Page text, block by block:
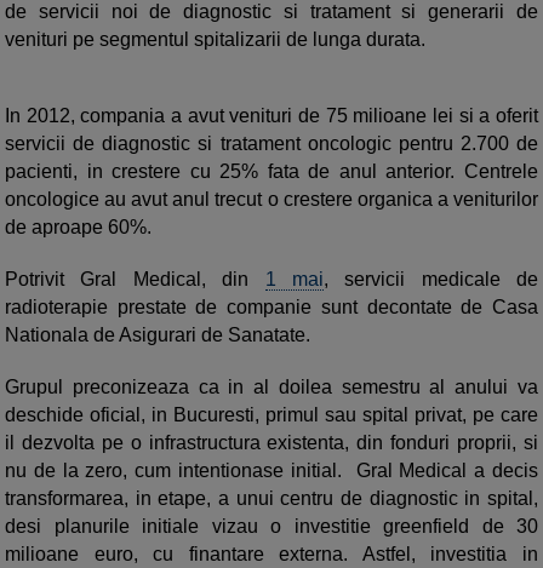
de servicii noi de diagnostic si tratament si generarii de
venituri pe segmentul spitalizarii de lunga durata.
In 2012, compania a avut venituri de 75 milioane lei si a oferit
servicii de diagnostic si tratament oncologic pentru 2.700 de
pacienti, in crestere cu 25% fata de anul anterior. Centrele
oncologice au avut anul trecut o crestere organica a veniturilor
de aproape 60%.
Potrivit Gral Medical, din 1 mai, servicii medicale de
radioterapie prestate de companie sunt decontate de Casa
Nationala de Asigurari de Sanatate.
Grupul preconizeaza ca in al doilea semestru al anului va
deschide oficial, in Bucuresti, primul sau spital privat, pe care
il dezvolta pe o infrastructura existenta, din fonduri proprii, si
nu de la zero, cum intentionase initial. Gral Medical a decis
transformarea, in etape, a unui centru de diagnostic in spital,
desi planurile initiale vizau o investitie greenfield de 30
milioane euro, cu finantare externa. Astfel, investitia in